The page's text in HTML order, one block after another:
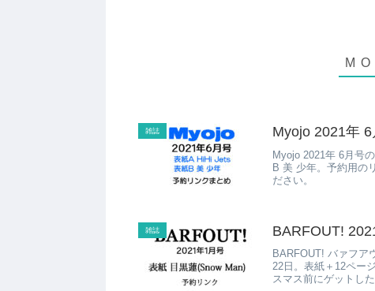
雑誌 Myojo 2021年
Myojo 2021年 6月号
B 美 少年。予約用の
ださい。
雑誌 BARFOUT!
BARFOUT! バァフア
22日。表紙＋12ペー
スマス前にゲットし